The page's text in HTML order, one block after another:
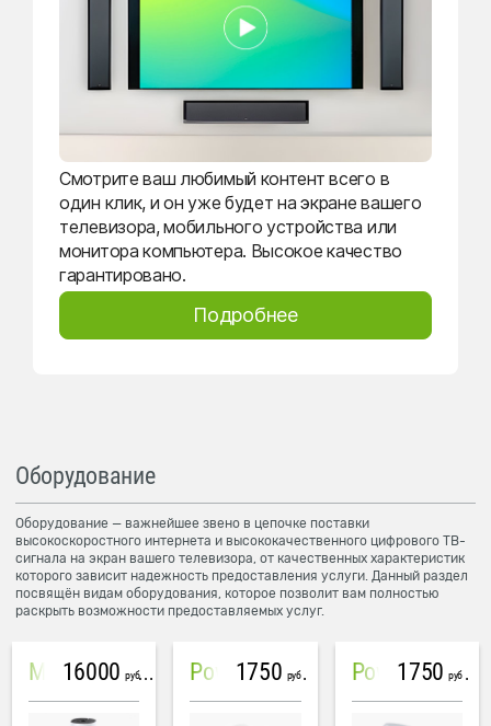
Смотрите ваш любимый контент всего в
один клик, и он уже будет на экране вашего
телевизора, мобильного устройства или
монитора компьютера. Высокое качество
гарантировано.
Подробнее
Оборудование
Оборудование — важнейшее звено в цепочке поставки
высокоскоростного интернета и высококачественного цифрового ТВ-
сигнала на экран вашего телевизора, от качественных характеристик
которого зависит надежность предоставления услуги. Данный раздел
посвящён видам оборудования, которое позволит вам полностью
раскрыть возможности предоставляемых услуг.
Mesh система TP-Link Deco M4 (3 устройства)
16000 руб PowerLine Tenda PH6
1750 руб PowerLine TP-Link AV600
1750 руб